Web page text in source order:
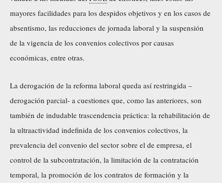
mayores facilidades para los despidos objetivos y en los casos de
absentismo, las reducciones de jornada laboral y la suspensión
de la vigencia de los convenios colectivos por causas
económicas, entre otras.
La derogación de la reforma laboral queda así restringida –
derogación parcial- a cuestiones que, como las anteriores, son
también de indudable trascendencia práctica: la rehabilitación de
la ultraactividad indefinida de los convenios colectivos, la
prevalencia del convenio del sector sobre el de empresa, el
control de la subcontratación, la limitación de la contratación
temporal, la promoción de los contratos de formación y la